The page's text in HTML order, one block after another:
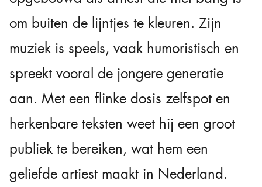
om buiten de lijntjes te kleuren. Zijn
muziek is speels, vaak humoristisch en
spreekt vooral de jongere generatie
aan. Met een flinke dosis zelfspot en
herkenbare teksten weet hij een groot
publiek te bereiken, wat hem een
geliefde artiest maakt in Nederland.